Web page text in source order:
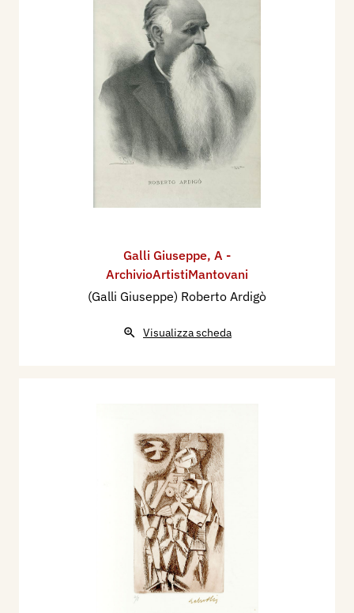
Galli Giuseppe, A -
ArchivioArtistiMantovani
(Galli Giuseppe) Roberto Ardigò
Visualizza scheda